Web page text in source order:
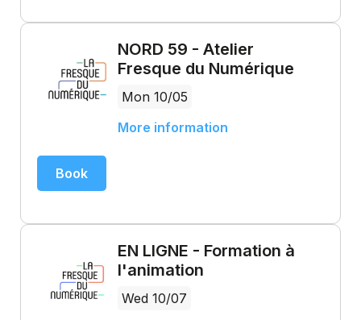
NORD 59 - Atelier
Fresque du Numérique
Mon 10/05
More information
Book
EN LIGNE - Formation à
l'animation
Wed 10/07